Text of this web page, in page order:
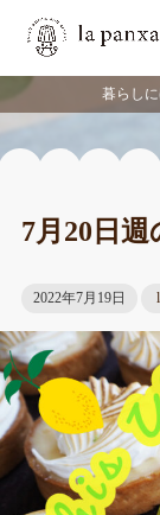
暮らし
7月20日週
2022年7月19日